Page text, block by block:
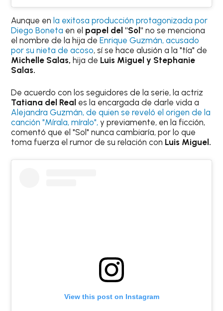
Aunque enla exitosa producción protagonizada por
Diego Boneta en el papel del "Sol" no se menciona
el nombre de la hija deEnrique Guzmán, acusado
por su nieta de acoso, sí se hace alusión a la "tía" de
Michelle Salas,hija de Luis Miguel y Stephanie
Salas.
De acuerdo con los seguidores de la serie, la actriz
Tatiana del Real es la encargada de darle vida a
Alejandra Guzmán, de quien se reveló el origen de la
canción "Mírala, míralo", y previamente, en la ficción,
comentó que el "Sol" nunca cambiaría, por lo que
toma fuerza el rumor de su relación con Luis Miguel.
View this post on Instagram